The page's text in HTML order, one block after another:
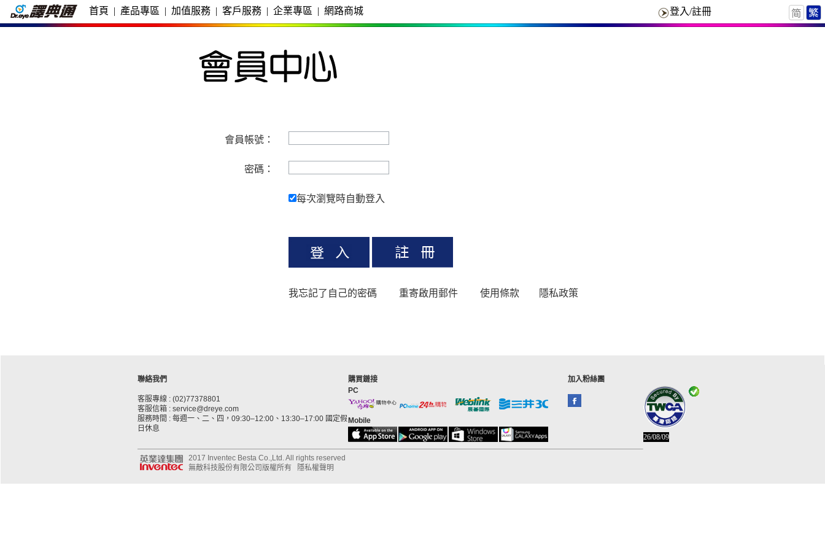
首頁 | 產品專區 | 加值服務 | 客戶服務 | 企業專區 | 網路商城 登入/註冊
會員帳號：
密碼：
每次瀏覽時自動登入
我忘記了自己的密碼 重寄啟用郵件 使用條款 隱私政策
聯絡我們
客服專線 : (02)77378801
客服信箱 : service@dreye.com
服務時間 : 每週一、二、四，09:30–12:00、13:30–17:00 國定假
日休息
購買鏈接
PC
Mobile
加入粉絲團
26/08/09
2017 Inventec Besta Co.,Ltd. All rights reserved
無敵科技股份有限公司版權所有
隱私權聲明